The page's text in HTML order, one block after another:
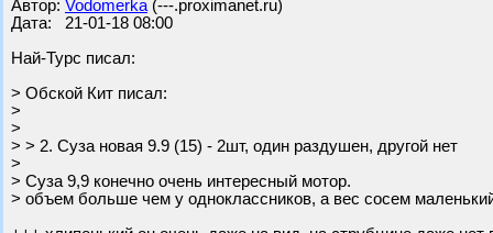
Автор: Vodomerka (---.proximanet.ru)
Дата: 21-01-18 08:00
Най-Турс писал:
> Обской Кит писал:
>
>
> > 2. Суза новая 9.9 (15) - 2шт, один раздушен, другой нет
>
> Суза 9,9 конечно очень интересный мотор.
> объем больше чем у одноклассников, а вес сосем маленький